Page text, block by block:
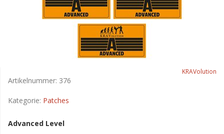
KRAVolution
Artikelnummer: 376
Kategorie: Patches
Advanced Level